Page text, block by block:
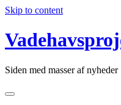
Skip to content
Siden med masser af nyheder